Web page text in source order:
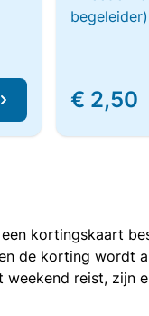
begeleider)
€ 2,50
kortingskaart
de korting wordt
reist, zijn